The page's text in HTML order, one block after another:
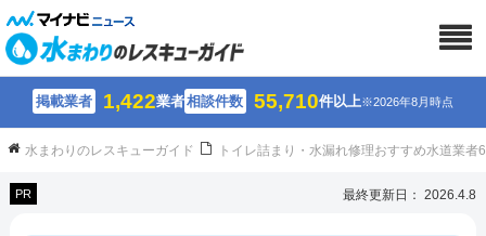
掲載業者 1,422業者相談件数 55,710件以上※2026年8月時点
水まわりのレスキューガイド トイレ詰まり・水漏れ修理おすすめ水道業
PR 最終更新日： 2026.4.8